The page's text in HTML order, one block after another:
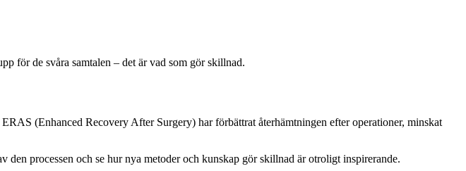
för de svåra samtalen – det är vad som gör skillnad.
(Enhanced Recovery After Surgery) har förbättrat återhämtningen efter operationer, minskat
processen och se hur nya metoder och kunskap gör skillnad är otroligt inspirerande.